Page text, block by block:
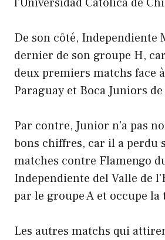
De son côté, Independiente
dernier de son groupe H,
deux premiers matchs face
Paraguay et Boca Juniors
Par contre, Junior n'a pas
bons chiffres, car il a perdu
matches contre Flamengo
Independiente del Valle de
par le groupe A et occupe
Les autres matchs qui